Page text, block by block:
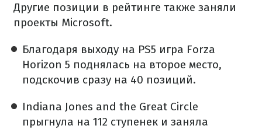
Другие позиции в рейтинге также заняли
проекты Microsoft.
Благодаря выходу на PS5 игра Forza
Horizon 5 поднялась на второе место,
подскочив сразу на 40 позиций.
Indiana Jones and the Great Circle
прыгнула на 112 ступенек и заняла